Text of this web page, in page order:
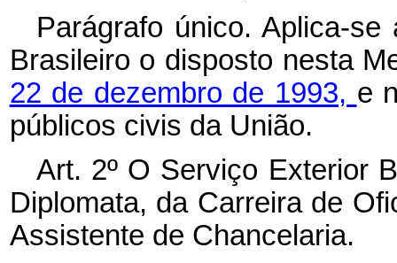
Parágrafo único. Aplica-
Brasileiro o disposto nesta
22 de dezembro de 1993, e
públicos civis da União.
Art. 2º O Serviço Exterior
Diplomata, da Carreira de
Assistente de Chancelaria.